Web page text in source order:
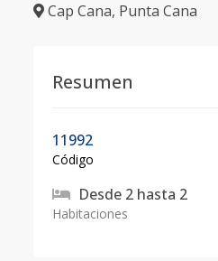
Cap Cana, Punta Cana
Resumen
11992
Código
Desde 2 hasta 2
Habitaciones